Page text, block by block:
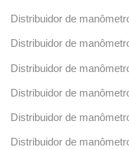
Distribuidor de
Distribuidor de
Distribuidor de
Distribuidor de
Distribuidor de
Distribuidor de